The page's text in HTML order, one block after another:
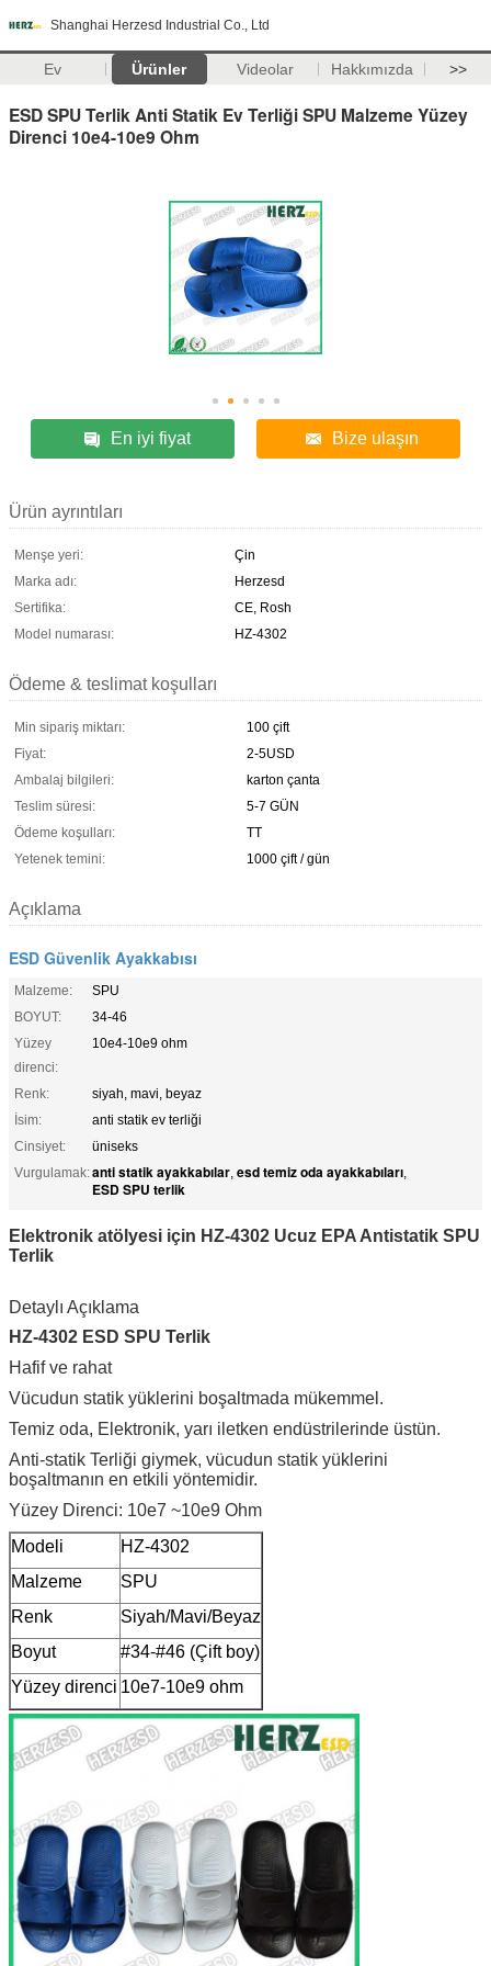
Shanghai Herzesd Industrial Co., Ltd
Ev Ürünler Videolar Hakkımızda >>
ESD SPU Terlik Anti Statik Ev Terliği SPU Malzeme Yüzey
Direnci 10e4-10e9 Ohm
En iyi fiyat Bize ulaşın
Ürün ayrıntıları
Menşe yeri:
Çin
Marka adı:
Herzesd
Sertifika:
CE, Rosh
Model numarası:
HZ-4302
Ödeme & teslimat koşulları
Min sipariş miktarı:
100 çift
Fiyat:
2-5USD
Ambalaj bilgileri:
karton çanta
Teslim süresi:
5-7 GÜN
Ödeme koşulları:
TT
Yetenek temini:
1000 çift / gün
Açıklama
ESD Güvenlik Ayakkabısı
Malzeme:
SPU
BOYUT:
34-46
Yüzey
direnci:
10e4-10e9 ohm
Renk:
siyah, mavi, beyaz
İsim:
anti statik ev terliği
Cinsiyet:
üniseks
Vurgulamak:anti statik ayakkabılar, esd temiz oda ayakkabıları,
ESD SPU terlik
Elektronik atölyesi için HZ-4302 Ucuz EPA Antistatik SPU
Terlik
Detaylı Açıklama
HZ-4302 ESD SPU Terlik
Hafif ve rahat
Vücudun statik yüklerini boşaltmada mükemmel.
Temiz oda, Elektronik, yarı iletken endüstrilerinde üstün.
Anti-statik Terliği giymek, vücudun statik yüklerini
boşaltmanın en etkili yöntemidir.
Yüzey Direnci: 10e7 ~10e9 Ohm
Modeli
HZ-4302
Malzeme
SPU
Renk
Siyah/Mavi/Beyaz
Boyut
#34-#46 (Çift boy)
Yüzey direnci 10e7-10e9 ohm